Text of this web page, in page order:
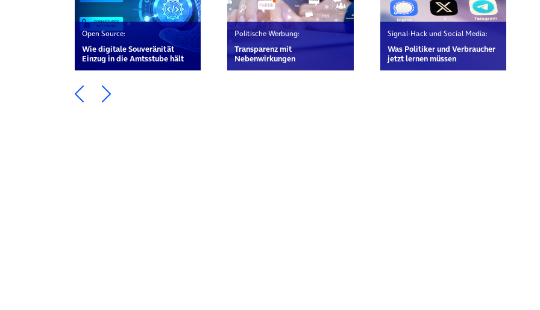
Open Source:
Wie digitale Souveränität
Einzug in die Amtsstube hält
Politische Werbung:
Transparenz mit
Nebenwirkungen
Signal-Hack und Social Media:
Was Politiker und Verbraucher
jetzt lernen müssen
Ein Element zurück blättern
Ein Element weiter blättern